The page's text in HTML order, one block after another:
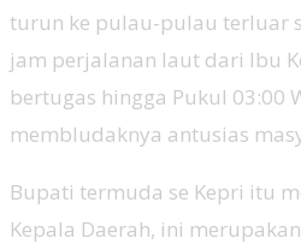
turun ke pulau-pulau terluar
jam perjalanan laut dari Ibu
bertugas hingga Pukul 03:00
membludaknya antusias
Bupati termuda se Kepri itu
Kepala Daerah, ini